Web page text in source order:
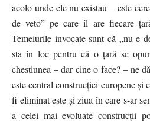
acolo unde ele nu existau – este
de veto” pe care îl are fiecare
Temeiurile invocate sunt că „nu e
sta în loc pentru că o țară se
chestiunea – dar cine o face? – ne
este central construcției europene și
fi eliminat este și ziua în care s-ar
a celei mai evoluate construcții